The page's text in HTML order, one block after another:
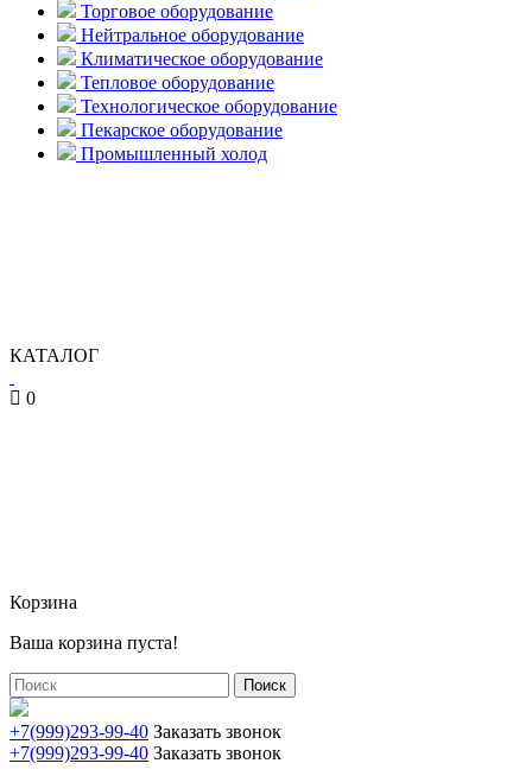
Торговое оборудование
Нейтральное оборудование
Климатическое оборудование
Тепловое оборудование
Технологическое оборудование
Пекарское оборудование
Промышленный холод
КАТАЛОГ
0
Корзина
Ваша корзина пуста!
Поиск
+7(999)293-99-40 Заказать звонок
+7(999)293-99-40 Заказать звонок